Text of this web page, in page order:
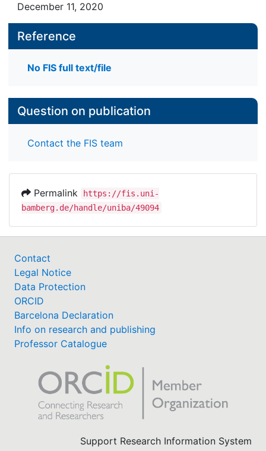
December 11, 2020
Reference
No FIS full text/file
Question on publication
Contact the FIS team
Permalink
https://fis.uni-
bamberg.de/handle/uniba/49094
Contact
Legal Notice
Data Protection
ORCID
Barcelona Declaration
Info on research and publishing
Professor Catalogue
Support Research Information System